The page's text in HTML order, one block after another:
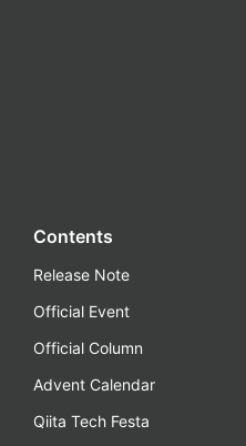
Contents
Release Note
Official Event
Official Column
Advent Calendar
Qiita Tech Festa